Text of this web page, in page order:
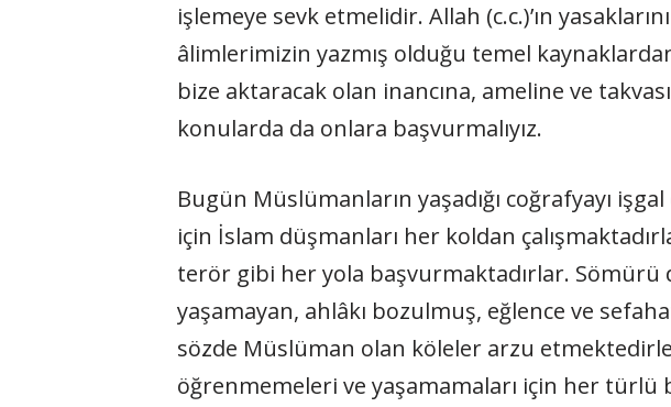
işlemeye sevk etmelidir. Allah (c.c.)’ın
âlimlerimizin yazmış olduğu temel
bize aktaracak olan inancına, ameline ve
konularda da onlara başvurmalıyız.
Bugün Müslümanların yaşadığı coğrafyayı
için İslam düşmanları her koldan
terör gibi her yola başvurmaktadırlar. Sömürü
yaşamayan, ahlâkı bozulmuş, eğlence ve
sözde Müslüman olan köleler arzu
öğrenmemeleri ve yaşamamaları için her türlü